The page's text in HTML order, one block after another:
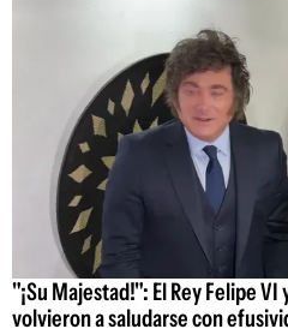
"¡Su Majestad!": El Rey Felipe
volvieron a saludarse con